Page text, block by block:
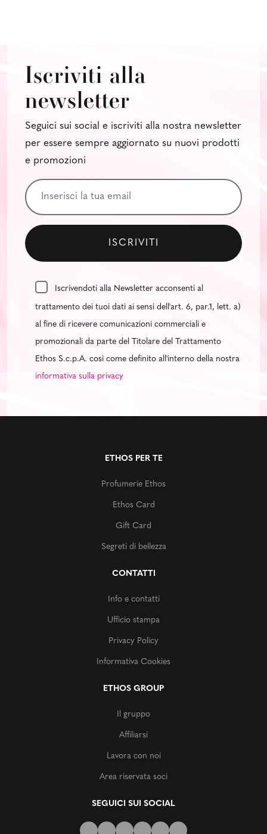
Iscriviti alla
newsletter
Seguici sui social e iscriviti alla nostra newsletter
per essere sempre aggiornato su nuovi prodotti
e promozioni
Iscrivendoti alla Newsletter acconsenti al
trattamento dei tuoi dati ai sensi dell'art. 6, par.1, lett. a)
al fine di ricevere comunicazioni commerciali e
promozionali da parte del Titolare del Trattamento
Ethos S.c.p.A. così come definito all'interno della nostra
informativa sulla privacy
ETHOS PER TE
Profumerie Ethos
Ethos Card
Gift Card
Segreti di bellezza
CONTATTI
Info e contatti
Ufficio stampa
Privacy Policy
Informativa Cookies
ETHOS GROUP
Il gruppo
Affiliarsi
Lavora con noi
Area riservata soci
SEGUICI SUI SOCIAL